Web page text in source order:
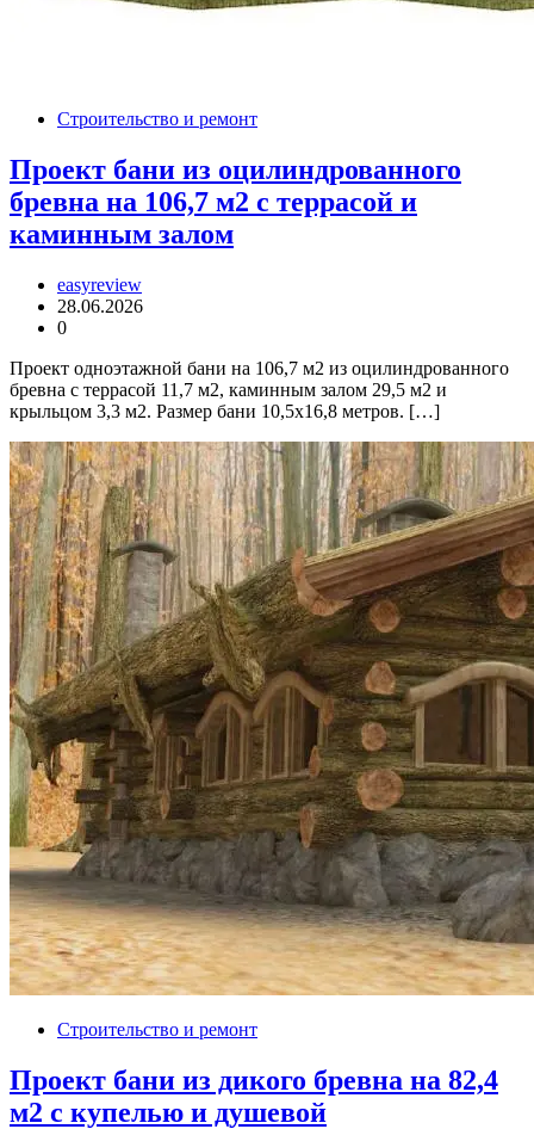
Строительство и ремонт
Проект бани из оцилиндрованного
бревна на 106,7 м2 с террасой и
каминным залом
easyreview
28.06.2026
0
Проект одноэтажной бани на 106,7 м2 из оцилиндрованного
бревна с террасой 11,7 м2, каминным залом 29,5 м2 и
крыльцом 3,3 м2. Размер бани 10,5х16,8 метров. […]
Строительство и ремонт
Проект бани из дикого бревна на 82,4
м2 с купелью и душевой